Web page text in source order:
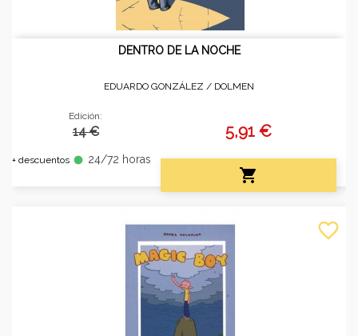
DENTRO DE LA NOCHE
EDUARDO GONZÁLEZ / DOLMEN
Edición:
14 €
+ descuentos fiber_manual_record 24/72 horas
5,91 €

favorite_border